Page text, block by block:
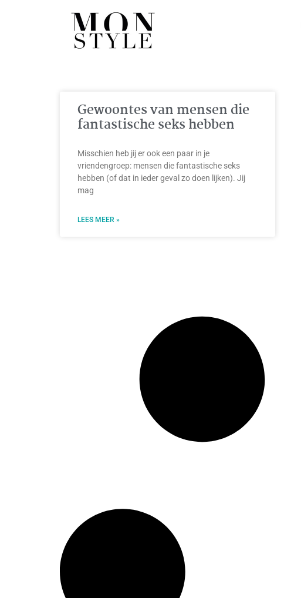
Gewoontes van mensen die
fantastische seks hebben
Misschien heb jij er ook een paar in je
vriendengroep: mensen die fantastische seks
hebben (of dat in ieder geval zo doen lijken). Jij
mag
LEES MEER »